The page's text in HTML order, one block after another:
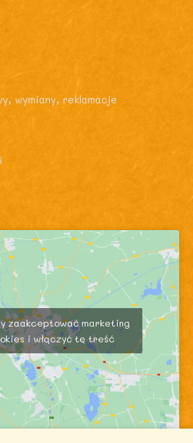
wymiany, reklamacje
zaakceptować marketing
i włączyć tę treść